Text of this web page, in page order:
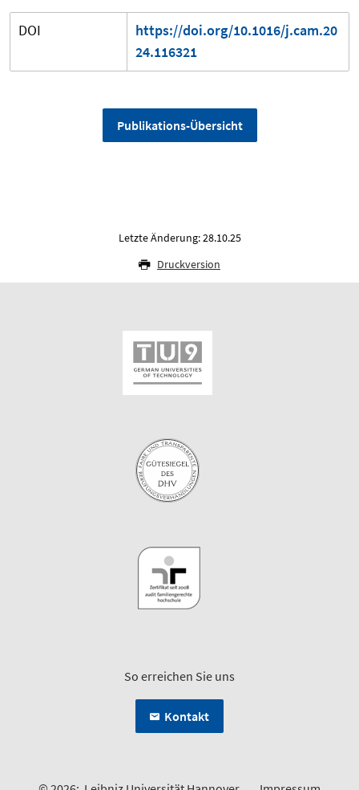
DOI
https://doi.org/10.1016/j.cam.20
24.116321
Publikations-Übersicht
Letzte Änderung: 28.10.25
Druckversion
So erreichen Sie uns
Kontakt